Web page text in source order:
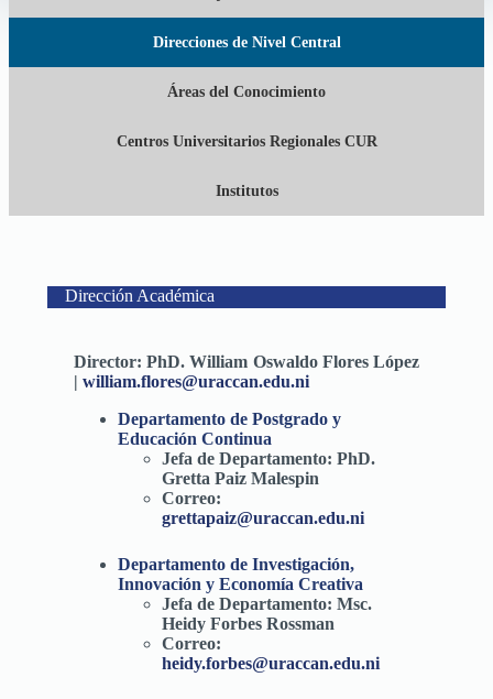
Direcciones de Nivel Central
Áreas del Conocimiento
Centros Universitarios Regionales CUR
Institutos
Dirección Académica
Director:PhD. William Oswaldo Flores López
| william.flores@uraccan.edu.ni
Departamento de Postgrado y
Educación Continua
Jefa de Departamento: PhD.
Gretta Paiz Malespin
Correo:
grettapaiz@uraccan.edu.ni
Departamento de Investigación,
Innovación y Economía Creativa
Jefa de Departamento: Msc.
Heidy Forbes Rossman
Correo:
heidy.forbes@uraccan.edu.ni